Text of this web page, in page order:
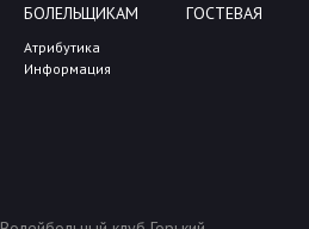
БОЛЕЛЬЩИКАМ
Атрибутика
Информация
ГОСТЕВАЯ